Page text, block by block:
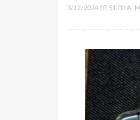
3/12/2024 07:51:00 A. M.